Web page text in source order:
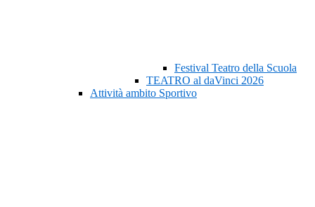
Festival Teatro della Scuola
TEATRO al daVinci 2026
Attività ambito Sportivo